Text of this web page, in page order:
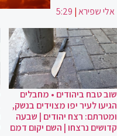
אלי שפירא|
5:29
שוב טבח ביהודים • מחבלים
הגיעו לעיר יפו מצוידים בנשק,
ומטרתם: רצח יהודים | שבעה
קדושים נרצחו | השם יקום דמם